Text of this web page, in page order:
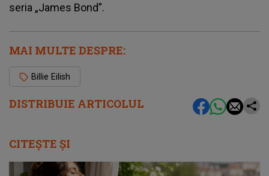
DISTRIBUIE ARTICOLUL
seria „James Bond”.
MAI MULTE DESPRE:
Billie Eilish
CITEȘTE ȘI